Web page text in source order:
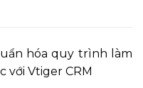
hóa quy trình làm
với Vtiger CRM